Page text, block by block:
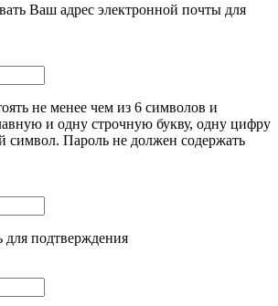
Ваш адрес электронной почты для
не менее чем из 6 символов и
и одну строчную букву, одну цифру
символ. Пароль не должен содержать
для подтверждения